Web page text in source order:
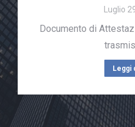
Luglio
Documento di
Leggi